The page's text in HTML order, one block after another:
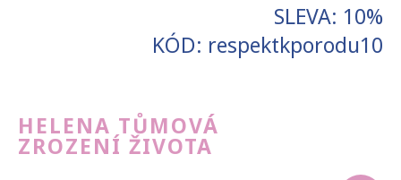
SLEVA: 10%
KÓD: respektkporodu10
HELENA TŮMOVÁ
ZROZENÍ ŽIVOTA